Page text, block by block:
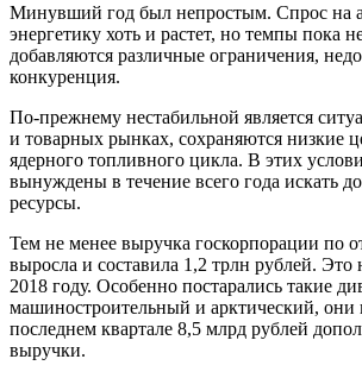
Минувший год был непростым. Спрос на
энергетику хоть и растет, но темпы пока
добавляются различные ограничения,
конкуренция.
По-прежнему нестабильной является
и товарных рынках, сохраняются низкие
ядерного топливного цикла. В этих
вынуждены в течение всего года искать
ресурсы.
Тем не менее выручка госкорпорации по
выросла и составила 1,2 трлн рублей.
2018 году. Особенно постарались такие
машиностроительный и арктический, они
последнем квартале 8,5 млрд рублей
выручки.